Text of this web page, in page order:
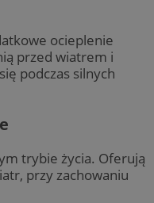
ocieplenie
przed wiatrem i
podczas silnych
trybie życia. Oferują
przy zachowaniu